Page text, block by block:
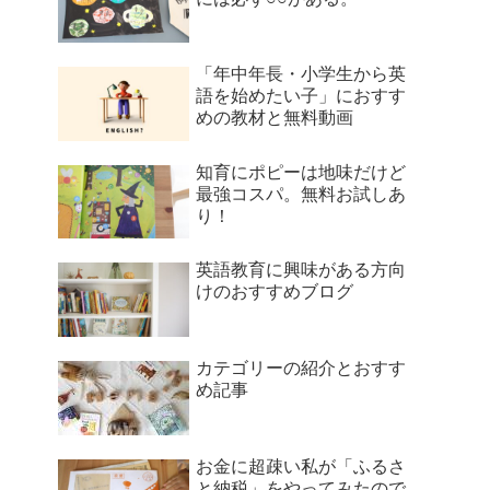
「年中年長・小学生から英
語を始めたい子」におすす
めの教材と無料動画
知育にポピーは地味だけど
最強コスパ。無料お試しあ
り！
英語教育に興味がある方向
けのおすすめブログ
カテゴリーの紹介とおすす
め記事
お金に超疎い私が「ふるさ